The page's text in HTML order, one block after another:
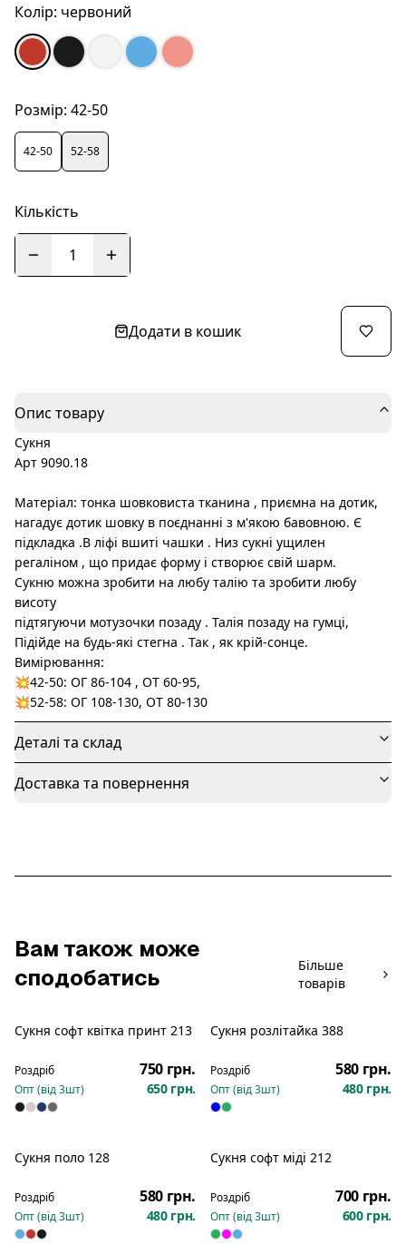
Колір: червоний
Розмір: 42-50
42-50 52-58
Кількість
1
Додати в кошик
Опис товару
Сукня
Арт 9090.18
Матеріал: тонка шовковиста тканина , приємна на дотик,
нагадує дотик шовку в поєднанні з м'якою бавовною. Є
підкладка .В ліфі вшиті чашки . Низ сукні ущилен
регаліном , що придає форму і створює свій шарм.
Сукню можна зробити на любу талію та зробити любу
висоту
підтягуючи мотузочки позаду . Талія позаду на гумці,
Підійде на будь-які стегна . Так , як крій-сонце.
Вимірювання:
💥42-50: ОГ 86-104 , ОТ 60-95,
💥52-58: ОГ 108-130, ОТ 80-130
Деталі та склад
Доставка та повернення
Вам також може
сподобатись
Більше
товарів
Новинка
Сукня софт квітка принт 213
Роздріб 750 грн.
Опт (від3шт) 650 грн.
Новинка
Сукня розлітайка 388
Роздріб 580 грн.
Опт (від3шт) 480 грн.
Сукня поло 128
Роздріб 580 грн.
Опт (від3шт) 480 грн.
Новинка
Сукня софт міді 212
Роздріб 700 грн.
Опт (від3шт) 600 грн.